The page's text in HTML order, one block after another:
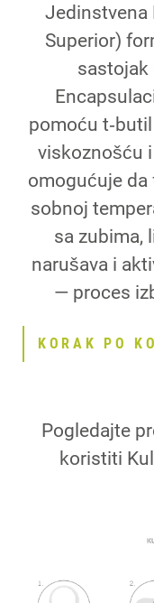
Jedinstvena
Superior)
sastojak
pomoću
viskoznošću
omogućuje da
sobnoj
sa zubima,
narušava i
— proces
KORAK PO
Pogledajte
koristiti